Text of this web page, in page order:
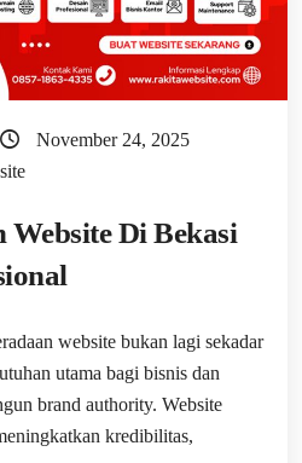
November 24, 2025
Website Di Bekasi
website bukan lagi sekadar
utama bagi bisnis dan
brand authority. Website
kredibilitas,